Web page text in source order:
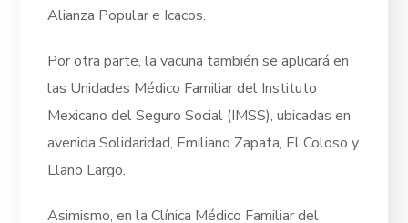
Alianza Popular e Icacos.
Por otra parte, la vacuna también se aplicará en
las Unidades Médico Familiar del Instituto
Mexicano del Seguro Social (IMSS), ubicadas en
avenida Solidaridad, Emiliano Zapata, El Coloso y
Llano Largo.
Asimismo, en la Clínica Médico Familiar del